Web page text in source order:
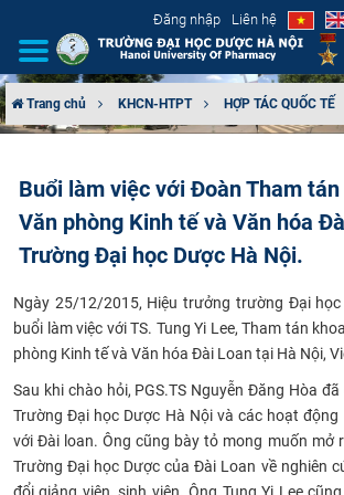
Đăng nhập Liên hệ
CƠ CẤU TỔ CHỨC
TUYỂN SINH
ĐÀO TẠO
ĐẢM BẢO CHẤT LƯỢNG
KHOA HỌC CÔNG NGHỆ
HTQT
Trang chủ KHCN-HTPT HỢP TÁC QUỐC TẾ
Buổi làm việc với Đoàn Tham tán
Văn phòng Kinh tế và Văn hóa
Trường Đại học Dược Hà Nội.
Ngày 25/12/2015, Hiệu trưởng trường Đại
buổi làm việc với TS. Tung Yi Lee, Tham tán
phòng Kinh tế và Văn hóa Đài Loan tại Hà Nội,
Sau khi chào hỏi, PGS.TS Nguyễn Đăng Hòa
Trường Đại học Dược Hà Nội và các hoạt
với Đài loan. Ông cũng bày tỏ mong muốn mở
Trường Đại học Dược của Đài Loan về nghiên
đổi giảng viên, sinh viên. Ông Tung Yi Lee